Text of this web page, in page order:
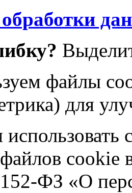
файлы
для
cookie
ФЗ «О